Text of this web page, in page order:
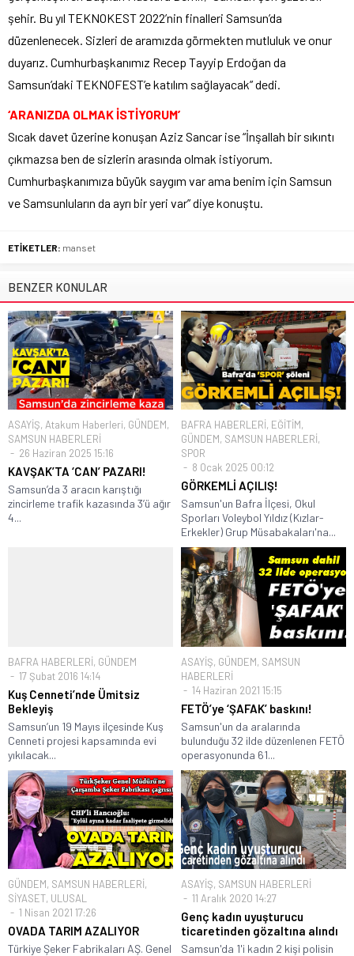
şehir. Bu yıl TEKNOKEST 2022’nin finalleri Samsun’da
düzenlenecek. Sizleri de aramızda görmekten mutluluk ve onur
duyarız. Cumhurbaşkanımız Recep Tayyip Erdoğan da
Samsun’daki TEKNOFEST’e katılım sağlayacak” dedi.
‘ARANIZDA OLMAK İSTİYORUM’
Sıcak davet üzerine konuşan Aziz Sancar ise “İnşallah bir sıkıntı
çıkmazsa ben de sizlerin arasında olmak istiyorum.
Cumhurbaşkanımıza büyük saygım var ama benim için Samsun
ve Samsunluların da ayrı bir yeri var” diye konuştu.
ETİKETLER: manset
BENZER KONULAR
ASAYİŞ, Atakum Haberleri, GÜNDEM,
SAMSUN HABERLERİ
26 Haziran 2025 15:16
KAVŞAK’TA ‘CAN’ PAZARI!
Samsun’da 3 aracın karıştığı
zincirleme trafik kazasında 3’ü ağır
4...
BAFRA HABERLERİ, EĞİTİM,
GÜNDEM, SAMSUN HABERLERİ,
SPOR
8 Ocak 2025 00:12
GÖRKEMLİ AÇILIŞ!
Samsun'un Bafra İlçesi, Okul
Sporları Voleybol Yıldız (Kızlar-
Erkekler) Grup Müsabakaları'na...
BAFRA HABERLERİ, GÜNDEM
17 Şubat 2016 14:14
Kuş Cenneti’nde Ümitsiz
Bekleyiş
Samsun’un 19 Mayıs ilçesinde Kuş
Cenneti projesi kapsamında evi
yıkılacak...
ASAYİŞ, GÜNDEM, SAMSUN
HABERLERİ
14 Haziran 2021 15:15
FETÖ’ye ‘ŞAFAK’ baskını!
Samsun'un da aralarında
bulunduğu 32 ilde düzenlenen FETÖ
operasyonunda 61...
GÜNDEM, SAMSUN HABERLERİ,
SİYASET, ULUSAL
1 Nisan 2021 17:26
OVADA TARIM AZALIYOR
Türkiye Şeker Fabrikaları AŞ. Genel
ASAYİŞ, SAMSUN HABERLERİ
11 Aralık 2020 14:27
Genç kadın uyuşturucu
ticaretinden gözaltına alındı
Samsun'da 1'i kadın 2 kişi polisin